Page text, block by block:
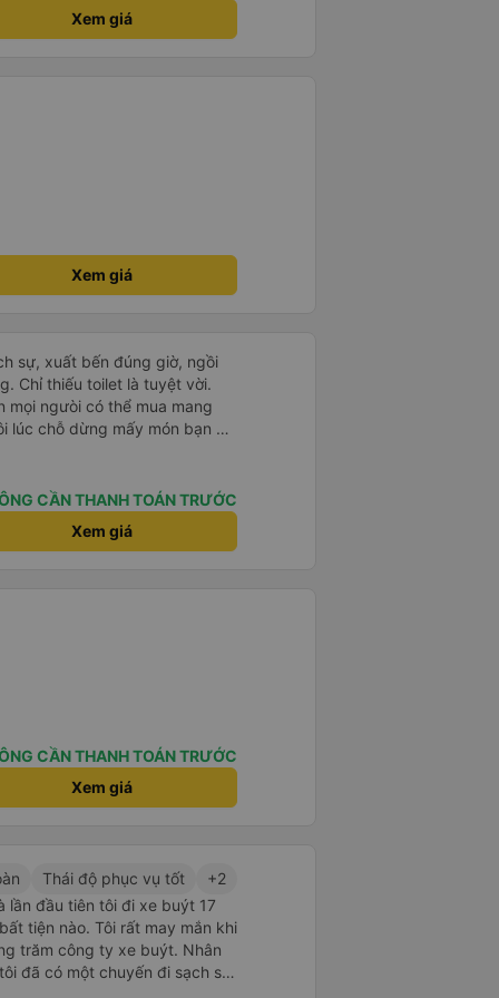
Xem giá
Xem giá
sự, xuất bến đúng giờ, ngồi
Chỉ thiếu toilet là tuyệt vời.
mọi ngưòi có thể mua mang
lúc chỗ dừng mấy món bạn ko
lại nhà xe rất ok, nên đi.
CẦN THANH TOÁN TRƯỚC
Xem giá
CẦN THANH TOÁN TRƯỚC
Xem giá
Thái độ phục vụ tốt
+2
lần đầu tiên tôi đi xe buýt 17
tiện nào. Tôi rất may mắn khi
trăm công ty xe buýt. Nhân
đã có một chuyến đi sạch sẽ,